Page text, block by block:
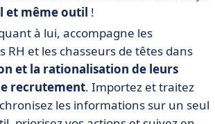
et même outil !
à lui, accompagne les
RH et les chasseurs de têtes dans
et la rationalisation de leurs
recrutement. Importez et traitez
les informations sur un seul